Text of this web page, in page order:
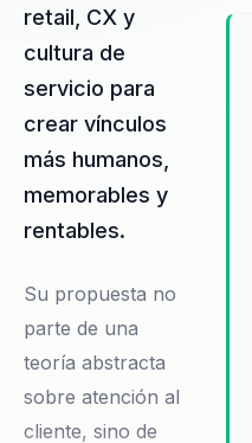
retail, CX y
cultura de
servicio para
crear vínculos
más humanos,
memorables y
rentables.
Su propuesta no
parte de una
teoría abstracta
sobre atención al
cliente, sino de